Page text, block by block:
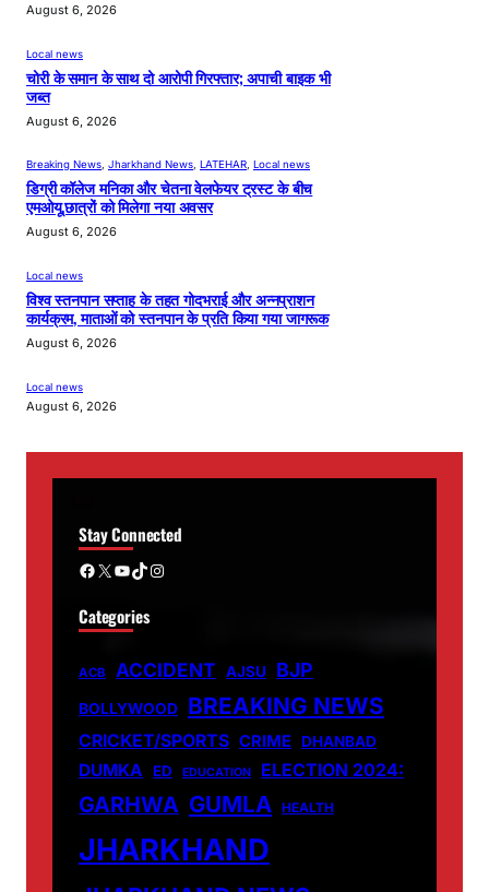
August 6, 2026
Local news
चोरी के समान के साथ दो आरोपी गिरफ्तार; अपाची बाइक भी
जब्त
August 6, 2026
Breaking News, Jharkhand News, LATEHAR, Local news
डिग्री कॉलेज मनिका और चेतना वेलफेयर ट्रस्ट के बीच
एमओयू,छात्रों को मिलेगा नया अवसर
August 6, 2026
Local news
विश्व स्तनपान सप्ताह के तहत गोदभराई और अन्नप्राशन
कार्यक्रम, माताओं को स्तनपान के प्रति किया गया जागरूक
August 6, 2026
Local news
August 6, 2026
Stay Connected
Facebook X YouTube TikTok Instagram
Categories
ACB ACCIDENT AJSU BJP
BOLLYWOOD BREAKING NEWS
CRICKET/SPORTS CRIME DHANBAD
DUMKA ED EDUCATION ELECTION 2024:
GARHWA GUMLA HEALTH
JHARKHAND